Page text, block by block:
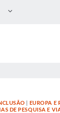
MENU
| EUROPA E
DE PESQUISA E